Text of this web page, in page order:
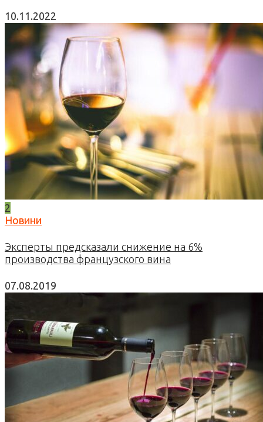
10.11.2022
2
Новини
Эксперты предсказали снижение на 6%
производства французского вина
07.08.2019